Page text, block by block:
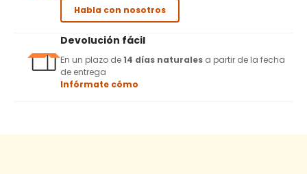
Habla con nosotros
Devolución fácil
En un plazo de14 días naturales a partir de la fecha
de entrega
Infórmate cómo